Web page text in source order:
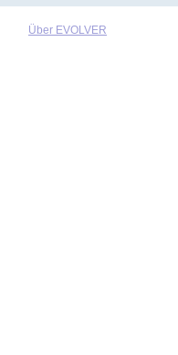
Über EVOLVER